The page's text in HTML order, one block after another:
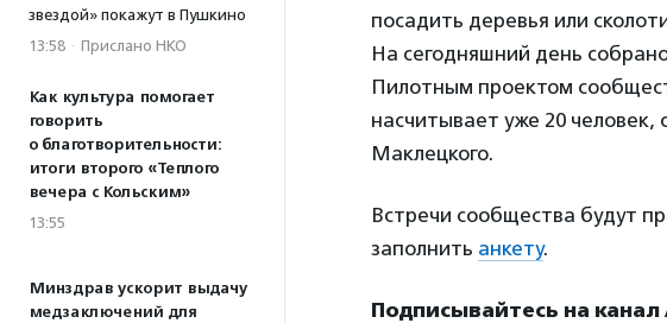
звездой» покажут в Пушкино
13:58 · Прислано НКО
Как культура помогает
говорить
о благотворительности:
итоги второго «Теплого
вечера с Кольским»
13:55
Минздрав ускорит выдачу
медзаключений для
посадить деревья или
На сегодняшний день
Пилотным проектом
насчитывает уже 20
Маклецкого.
Встречи сообщества будут
заполнить анкету.
Подписывайтесь на канал